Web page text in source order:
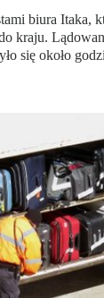
biura Itaka,
kraju.
się około